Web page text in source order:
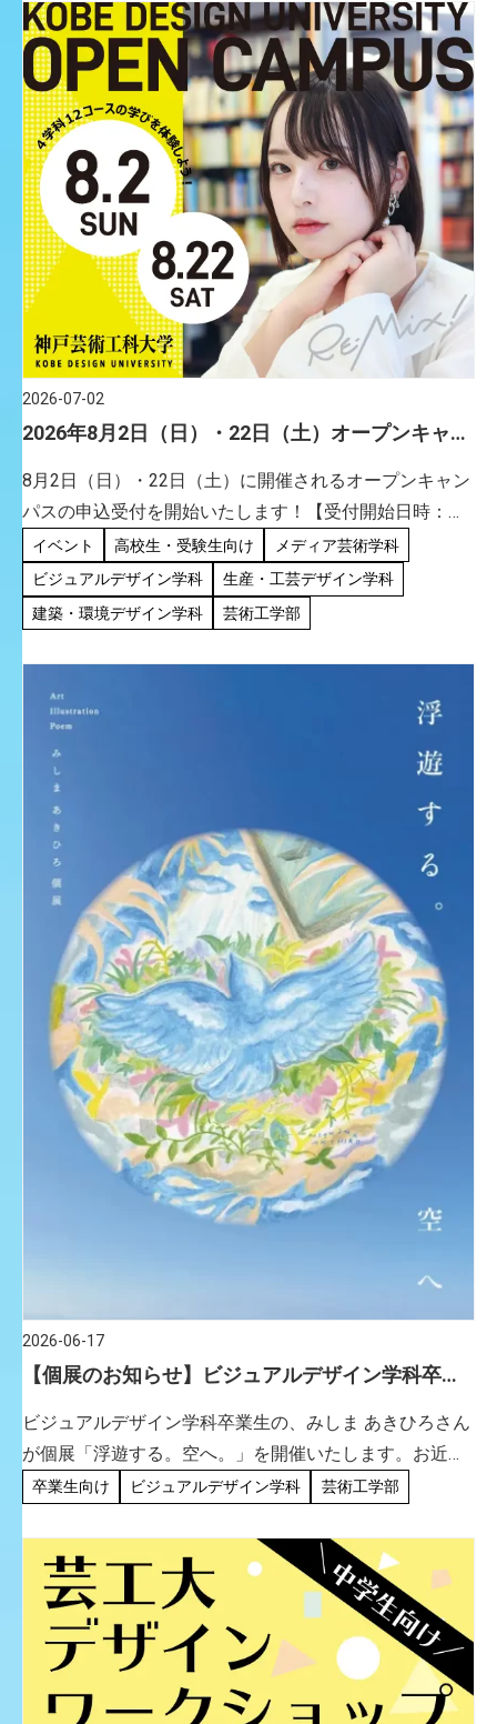
2026-07-02
2026年8月2日（日）・22日（土）オープンキャン
8月2日（日）・22日（土）に開催されるオープンキャン
パスの申込受付を開始いたします！【受付開始日時：
2026年7月2日(木) 9:00】 ◆8月2日(日)・8月22日（土）
【全学年対象】オープンキャンパス 見どころ満載 […]
イベント 高校生・受験生向け
メディア芸術学科
ビジュアルデザイン学科
生産・工芸デザイン学科
建築・環境デザイン学科
芸術工学部
2026-06-17
【個展のお知らせ】ビジュアルデザイン学科卒業
ビジュアルデザイン学科卒業生の、みしま あきひろさん
が個展「浮遊する。空へ。」を開催いたします。お近く
にお越しの際は是非お立ち寄りください。 みしま あきひ
卒業生向け ビジュアルデザイン学科 芸術工学部